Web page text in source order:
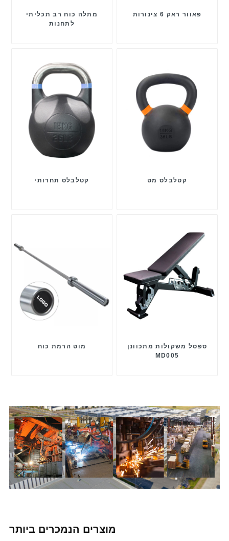
מתלה כוח רב תכליתי
לתחנות
פאוור ראק 6 צינורות
קטלבלס תחרותי קטלבלס מט
מוט הרמת כוח
ספסל משקולות מתכוונן
MD005
מוצרים הנמכרים ביותר